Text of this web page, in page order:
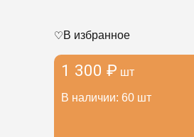
1 300 ₽ шт
В наличии: 60 шт
В избранное